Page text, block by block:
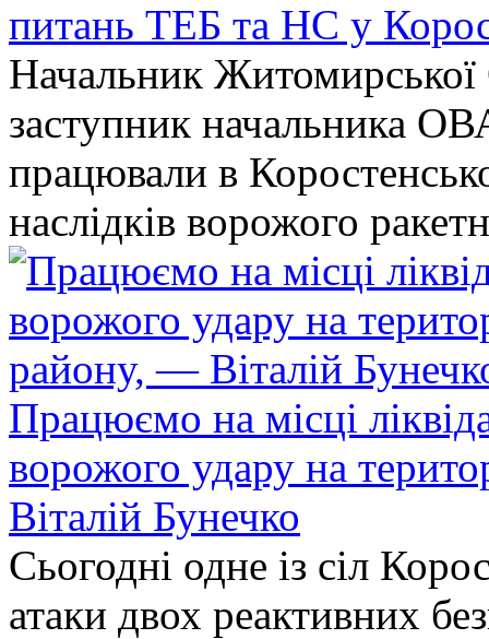
питань ТЕБ та НС у
Начальник
заступник начальника
працювали в
наслідків ворожого
Працюємо на місці
ворожого удару на
Віталій Бунечко
Сьогодні одне із сіл
атаки двох реактивних